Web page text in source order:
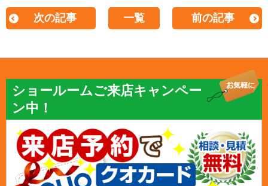
次の記事 一覧 前の記事
ショールームご来店キャンペー
ン中！